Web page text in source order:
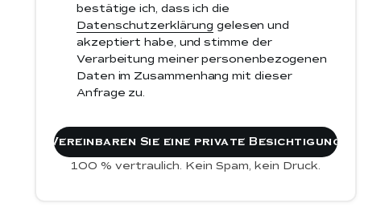
bestätige ich, dass ich die
Datenschutzerklärung gelesen und
akzeptiert habe, und stimme der
Verarbeitung meiner personenbezogenen
Daten im Zusammenhang mit dieser
Anfrage zu.
100 % vertraulich. Kein Spam, kein Druck.